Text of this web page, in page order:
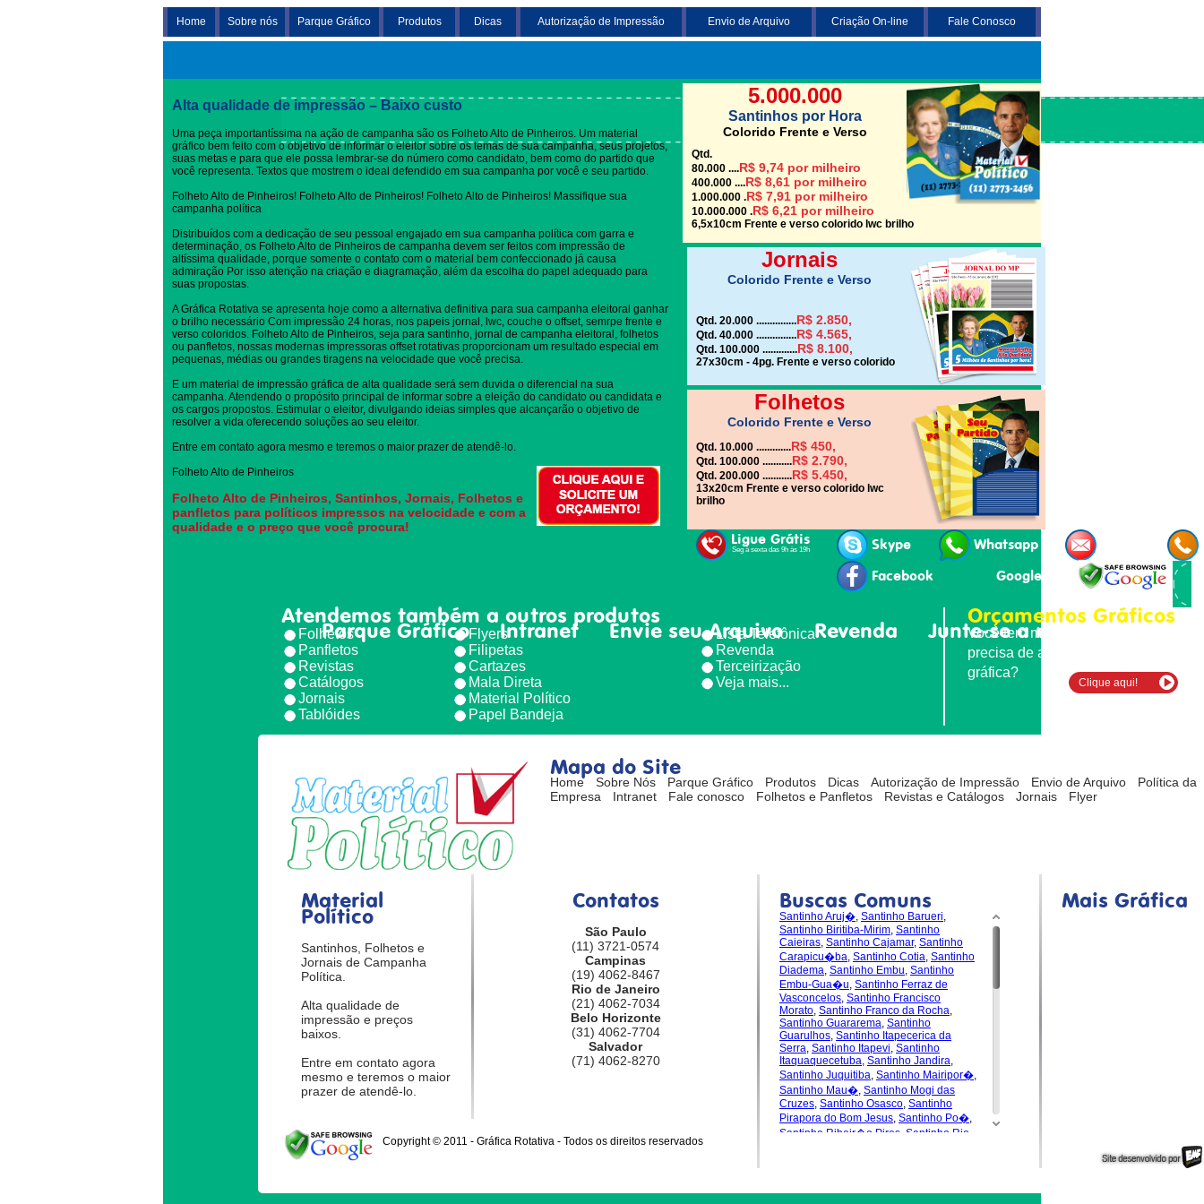
Home Sobre nós Parque Gráfico Produtos Dicas Autorização de Impressão Envio de Arquivo Criação On-line Fale Conosco
Alta qualidade de impressão – Baixo custo
Uma peça importantíssima na ação de campanha são os Folheto Alto de Pinheiros. Um material
gráfico bem feito com o objetivo de informar o eleitor sobre os temas de sua campanha, seus projetos,
suas metas e para que ele possa lembrar-se do número como candidato, bem como do partido que
você representa. Textos que mostrem o ideal defendido em sua campanha por você e seu partido.
Folheto Alto de Pinheiros! Folheto Alto de Pinheiros! Folheto Alto de Pinheiros! Massifique sua
campanha política
Distribuídos com a dedicação de seu pessoal engajado em sua campanha política com garra e
determinação, os Folheto Alto de Pinheiros de campanha devem ser feitos com impressão de
altíssima qualidade, porque somente o contato com o material bem confeccionado já causa
admiração Por isso atenção na criação e diagramação, além da escolha do papel adequado para
suas propostas.
A Gráfica Rotativa se apresenta hoje como a alternativa definitiva para sua campanha eleitoral ganhar
o brilho necessário Com impressão 24 horas, nos papeis jornal, lwc, couche o offset, semrpe frente e
verso coloridos. Folheto Alto de Pinheiros, seja para santinho, jornal de campanha eleitoral, folhetos
ou panfletos, nossas modernas impressoras offset rotativas proporcionam um resultado especial em
pequenas, médias ou grandes tiragens na velocidade que você precisa.
E um material de impressão gráfica de alta qualidade será sem duvida o diferencial na sua
campanha. Atendendo o propósito principal de informar sobre a eleição do candidato ou candidata e
os cargos propostos. Estimular o eleitor, divulgando ideias simples que alcançarão o objetivo de
resolver a vida oferecendo soluções ao seu eleitor.
Entre em contato agora mesmo e teremos o maior prazer de atendê-lo.
Folheto Alto de Pinheiros
Folheto Alto de Pinheiros, Santinhos, Jornais, Folhetos e
panfletos para políticos impressos na velocidade e com a
qualidade e o preço que você procura!
5.000.000
Santinhos por Hora
Colorido Frente e Verso
Qtd.
80.000 ....R$ 9,74 por milheiro
400.000 ....R$ 8,61 por milheiro
1.000.000 .R$ 7,91 por milheiro
10.000.000 .R$ 6,21 por milheiro
6,5x10cm Frente e verso colorido lwc brilho
Jornais
Colorido Frente e Verso
Qtd. 20.000 ...............R$ 2.850,
Qtd. 40.000 ...............R$ 4.565,
Qtd. 100.000 .............R$ 8.100,
27x30cm - 4pg. Frente e verso colorido
Folhetos
Colorido Frente e Verso
Qtd. 10.000 .............R$ 450,
Qtd. 100.000 ...........R$ 2.790,
Qtd. 200.000 ...........R$ 5.450,
13x20cm Frente e verso colorido lwc
brilho
Ligue Grátis
Seg à sexta das 9h às 19h Skype Whatsapp
Facebook
Google+
Parque Gráfico Intranet Envie seu Arquivo Revenda Junte-se a nós Contatos
Atendemos também a outros produtos
Folhetos
Panfletos
Revistas
Catálogos
Jornais
Tablóides
Flyers
Filipetas
Cartazes
Mala Direta
Material Político
Papel Bandeja
Lista Telefônica
Revenda
Terceirização
Veja mais...
Orçamentos Gráficos
Você tem material para imprimir e
precisa de agilidade e qualidade
gráfica?
Clique aqui!
Mapa do Site
Home Sobre Nós Parque Gráfico Produtos Dicas Autorização de Impressão Envio de Arquivo
Política da
Empresa
Intranet Fale conosco Folhetos e Panfletos Revistas e Catálogos Jornais Flyer
Material
Político
Santinhos, Folhetos e
Jornais de Campanha
Política.
Alta qualidade de
impressão e preços
baixos.
Entre em contato agora
mesmo e teremos o maior
prazer de atendê-lo.
Contatos
São Paulo
(11) 3721-0574
Campinas
(19) 4062-8467
Rio de Janeiro
(21) 4062-7034
Belo Horizonte
(31) 4062-7704
Salvador
(71) 4062-8270
Buscas Comuns
Santinho Aruj�, Santinho Barueri,
Santinho Biritiba-Mirim, Santinho
Caieiras, Santinho Cajamar, Santinho
Carapicu�ba, Santinho Cotia, Santinho
Diadema, Santinho Embu, Santinho
Embu-Gua�u, Santinho Ferraz de
Vasconcelos, Santinho Francisco
Morato, Santinho Franco da Rocha,
Santinho Guararema, Santinho
Guarulhos, Santinho Itapecerica da
Serra, Santinho Itapevi, Santinho
Itaquaquecetuba, Santinho Jandira,
Santinho Juquitiba, Santinho Mairipor�,
Santinho Mau�, Santinho Mogi das
Cruzes, Santinho Osasco, Santinho
Pirapora do Bom Jesus, Santinho Po�,
Santinho Ribeir�o Pires Santinho Rio
Santinho Santo Andr�,Santinho S�o
Mais Gráfica
Copyright © 2011 - Gráfica Rotativa - Todos os direitos reservados